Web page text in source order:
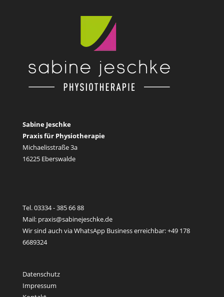
Sabine Jeschke
Praxis für Physiotherapie
Michaelisstraße 3a
16225 Eberswalde
Tel. 03334 - 385 66 88
Mail: praxis@sabinejeschke.de
Wir sind auch via WhatsApp Business erreichbar: +49 178
6689324
Datenschutz
Impressum